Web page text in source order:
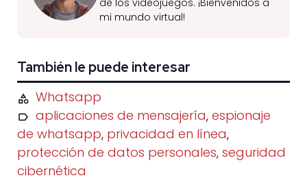
mi mundo virtual!
También le puede interesar
Whatsapp
aplicaciones de mensajería, espionaje
de whatsapp, privacidad en línea,
protección de datos personales, seguridad
cibernética